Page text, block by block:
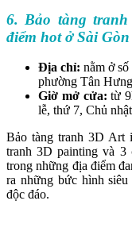
6. Bảo tàng
điểm hot ở Sài
Địa chỉ: nằm ở
phường Tân
Giờ mở cửa: từ
lễ, thứ 7, Chủ
Bảo tàng tranh 3D Art
tranh 3D painting và 3
trong những địa điểm
ra những bức hình
độc đáo.